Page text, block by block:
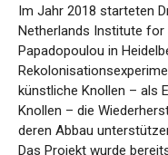
Im Jahr 2018 starteten
Netherlands Institute for
Papadopoulou in
künstliche Knollen – als
Knollen – die
deren Abbau
Das Projekt wurde